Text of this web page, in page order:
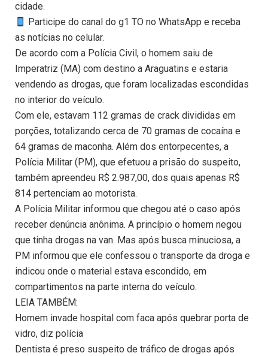
cidade.
Participe do canal do g1 TO no WhatsApp e receba
as notícias no celular.
De acordo com a Polícia Civil, o homem saiu de
Imperatriz (MA) com destino a Araguatins e estaria
vendendo as drogas, que foram localizadas escondidas
no interior do veículo.
Com ele, estavam 112 gramas de crack divididas em
porções, totalizando cerca de 70 gramas de cocaína e
64 gramas de maconha. Além dos entorpecentes, a
Polícia Militar (PM), que efetuou a prisão do suspeito,
também apreendeu R$ 2.987,00, dos quais apenas R$
814 pertenciam ao motorista.
A Polícia Militar informou que chegou até o caso após
receber denúncia anônima. A princípio o homem negou
que tinha drogas na van. Mas após busca minuciosa, a
PM informou que ele confessou o transporte da droga e
indicou onde o material estava escondido, em
compartimentos na parte interna do veículo.
LEIA TAMBÉM:
Homem invade hospital com faca após quebrar porta de
vidro, diz polícia
Dentista é preso suspeito de tráfico de drogas após